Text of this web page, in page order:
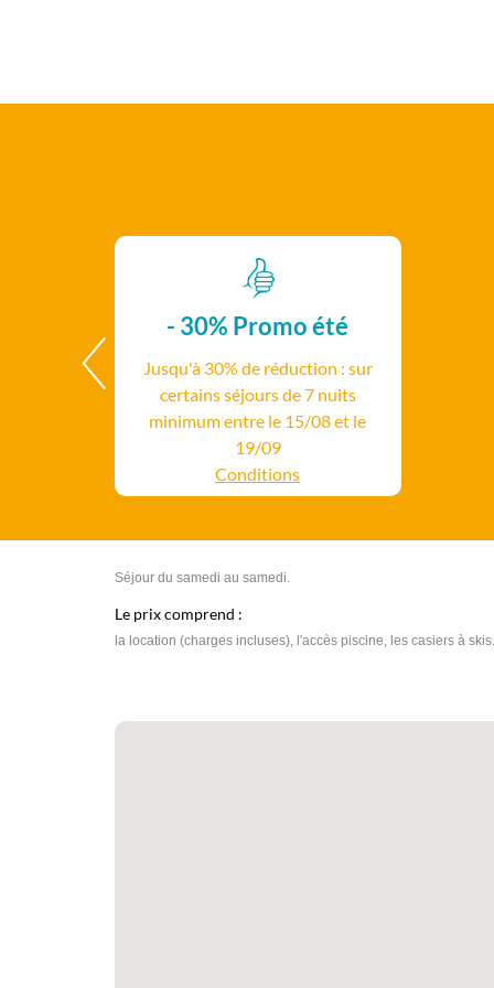
- 30% Promo été
Jusqu'à 30% de réduction : sur
certains séjours de 7 nuits
minimum entre le 15/08 et le
19/09
Conditions
Séjour du samedi au samedi.
Le prix comprend :
la location (charges incluses), l'accès piscine, les casiers à skis.